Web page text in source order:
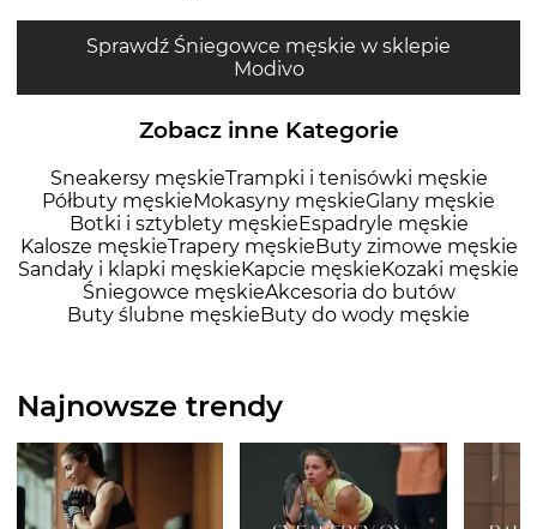
Sprawdź Śniegowce męskie w sklepie
Modivo
Zobacz inne Kategorie
Sneakersy męskieTrampki i tenisówki męskie
Półbuty męskie Mokasyny męskieGlany męskie
Botki i sztyblety męskie Espadryle męskie
Kalosze męskieTrapery męskie Buty zimowe męskie
Sandały i klapki męskie Kapcie męskie Kozaki męskie
Śniegowce męskieAkcesoria do butów
Buty ślubne męskie Buty do wody męskie
Najnowsze trendy